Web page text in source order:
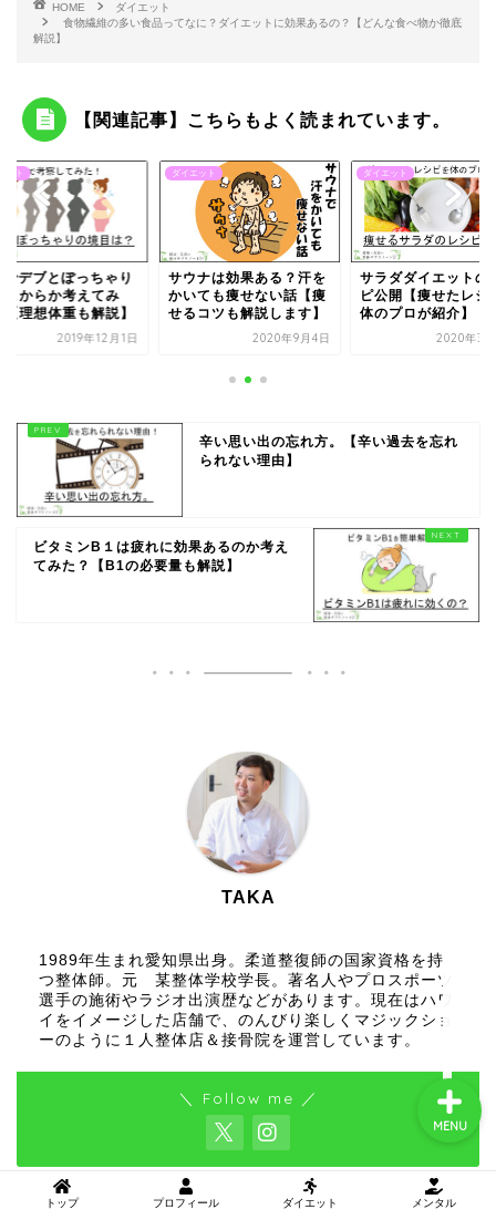
HOME
ダイエット
食物繊維の多い食品ってなに？ダイエットに効果あるの？【どんな食べ物か徹底
解説】
【関連記事】こちらもよく読まれています。
ット
ナは効果ある？汗を
ても痩せない話【痩
コツも解説します】
2020年9月4日
ダイエット
サラダダイエットのレシ
ピ公開【痩せたレシピを
体のプロが紹介】
2020年3月24日
ダイエット
BMIでデブとぽっち
がどこからか考えて
た。【理想体重も解
2019年12
辛い思い出の忘れ方。【辛い過去を忘れ
られない理由】
ビタミンB１は疲れに効果あるのか考え
てみた？【B1の必要量も解説】
TAKA
1989年生まれ愛知県出身。柔道整復師の国家資格を持
つ整体師。元 某整体学校学長。著名人やプロスポーツ
選手の施術やラジオ出演歴などがあります。現在はハワ
イをイメージした店舗で、のんびり楽しくマジックショ
ーのように１人整体店＆接骨院を運営しています。
＼ Follow me ／
トップ プロフィール ダイエット メンタル
MENU
メンタル